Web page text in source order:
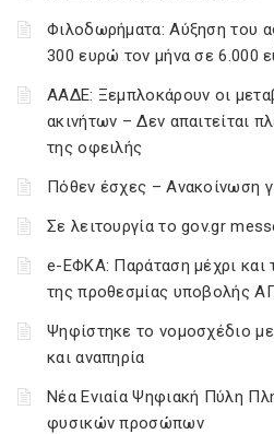
Φιλοδωρήματα: Αύξηση του
300 ευρώ τον μήνα σε 6.000
ΑΑΔΕ: Ξεμπλοκάρουν οι
ακινήτων – Δεν απαιτείται
της οφειλής
Πόθεν έσχες – Ανακοίνωση
Σε λειτουργία το gov.gr
e-ΕΦΚΑ: Παράταση μέχρι και
της προθεσμίας υποβολής
Ψηφίστηκε το νομοσχέδιο
και αναπηρία
Νέα Ενιαία Ψηφιακή Πύλη
φυσικών προσώπων